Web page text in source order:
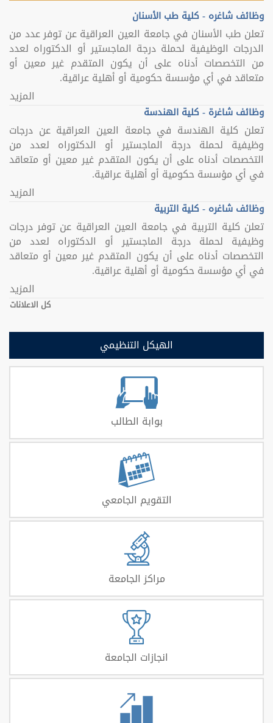
وظائف شاغره - كلية طب الأسنان
تعلن طب الأسنان في جامعة العين العراقية عن توفر عدد من
الدرجات الوظيفية لحملة درجة الماجستير أو الدكتوراه لعدد
من التخصصات أدناه على أن يكون المتقدم غير معين أو
متعاقد في أي مؤسسة حكومية أو أهلية عراقية.
المزيد
وظائف شاغرة - كلية الهندسة
تعلن كلية الهندسة في جامعة العين العراقية عن درجات
وظيفية لحملة درجة الماجستير أو الدكتوراه لعدد من
التخصصات أدناه على أن يكون المتقدم غير معين أو متعاقد
في أي مؤسسة حكومية أو أهلية عراقية.
المزيد
وظائف شاغره - كلية التربية
تعلن كلية التربية في جامعة العين العراقية عن توفر درجات
وظيفية لحملة درجة الماجستير أو الدكتوراه لعدد من
التخصصات أدناه على أن يكون المتقدم غير معين أو متعاقد
في أي مؤسسة حكومية أو أهلية عراقية.
المزيد
كل الاعلانات
الهيكل التنظيمي
بوابة الطالب
التقويم الجامعي
مراكز الجامعة
انجازات الجامعة